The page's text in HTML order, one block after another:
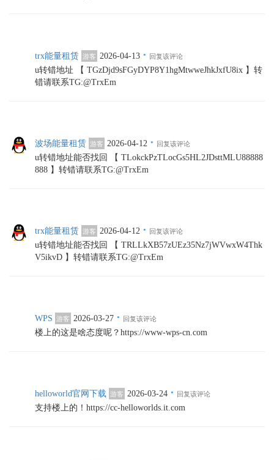
trx能量租赁 游客 2026-04-13 · 回复该评论
u转错地址 【 TGzDjd9sFGyDYP8Y1hgMtwweJhkJxfU8ix 】转
错请联系TG:@TrxEm
波场能量租赁 游客 2026-04-12 · 回复该评论
u转错地址能否找回 【 TLokckPzTLocGs5HL2JDsttMLU88888
888 】转错请联系TG:@TrxEm
trx能量租赁 游客 2026-04-12 · 回复该评论
u转错地址能否找回 【 TRLLkXB57zUEz35Nz7jWVwxW4Thk
V5ikvD 】转错请联系TG:@TrxEm
WPS 游客 2026-03-27 · 回复该评论
楼上的这是啥态度呢？https://www-wps-cn.com
helloworld官网下载 游客 2026-03-24 · 回复该评论
支持楼上的！https://cc-helloworlds.it.com